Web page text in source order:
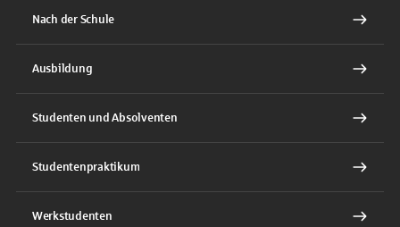
Nach der Schule
Ausbildung
Studenten und Absolventen
Studentenpraktikum
Werkstudenten